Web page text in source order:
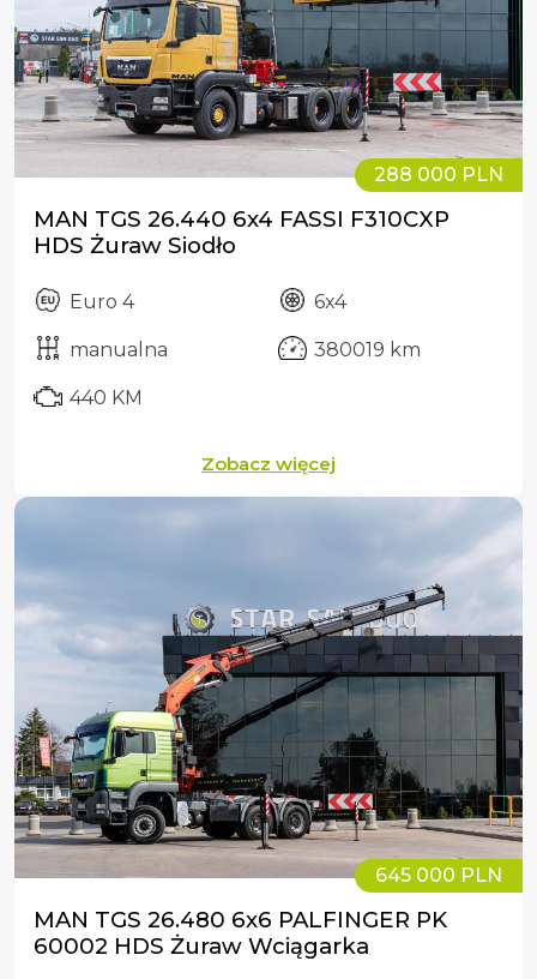
288 000 PLN
MAN TGS 26.440 6x4 FASSI F310CXP
HDS Żuraw Siodło
Euro 4 6x4
manualna 380019 km
440 KM
Zobacz więcej
645 000 PLN
MAN TGS 26.480 6x6 PALFINGER PK
60002 HDS Żuraw Wciągarka